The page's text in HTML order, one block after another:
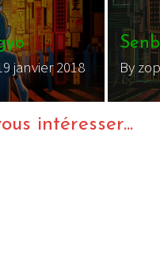
janvier 2018 By
intéresser...